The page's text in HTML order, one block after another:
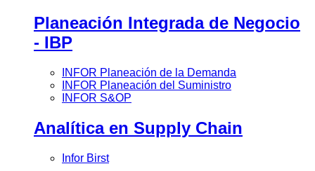
Planeación Integrada de Negocio
- IBP
INFOR Planeación de la Demanda
INFOR Planeación del Suministro
INFOR S&OP
Analítica en Supply Chain
Infor Birst